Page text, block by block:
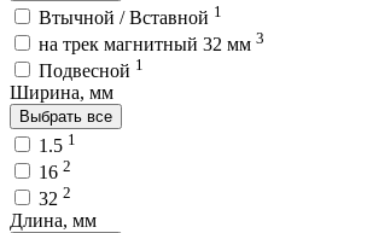
Втычной / Вставной 1
на трек магнитный 32 мм 3
Подвесной 1
Ширина, мм
Выбрать все
1.5 1
16 2
32 2
Длина, мм